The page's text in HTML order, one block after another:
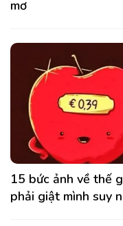
mơ
15 bức ảnh về thế
phải giật mình suy